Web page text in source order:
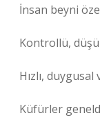
İnsan beyni
Kontrollü,
Hızlı,
Küfürler